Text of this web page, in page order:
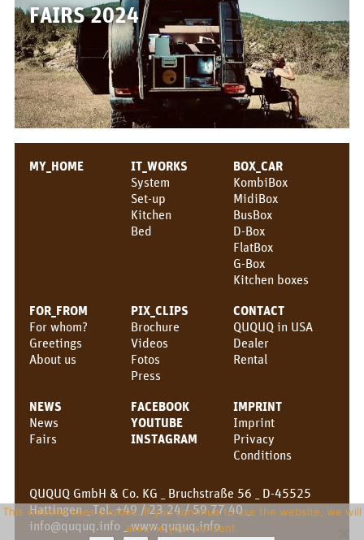
FAIRS 2024
MY_HOME
IT_WORKS
System
Set-up
Kitchen
Bed
BOX_CAR
KombiBox
MidiBox
BusBox
D-Box
FlatBox
G-Box
Kitchen boxes
FOR_FROM
For whom?
Greetings
About us
PIX_CLIPS
Brochure
Videos
Fotos
Press
CONTACT
QUQUQ in USA
Dealer
Rental
NEWS
News
Fairs
FACEBOOK
YOUTUBE
INSTAGRAM
IMPRINT
Imprint
Privacy
Conditions
QUQUQ GmbH & Co. KG _ Bruchstraße 56 _ D-45525
Hattingen _ Tel. +49 / 23 24 / 59 77 40 _
info@ququq.info _www.ququq.info
This website uses cookies. If you continue to use the website, we will
assume your consent.